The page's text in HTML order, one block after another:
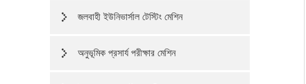
জলবাহী ইউনিভার্সাল টেস্টিং মেশিন
অনুভূমিক প্রসার্য পরীক্ষার মেশিন